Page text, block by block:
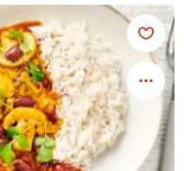
med zucchini